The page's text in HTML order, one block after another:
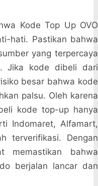
Kode Top Up OVO
hati. Pastikan bahwa
yang terpercaya
Jika kode dibeli dari
besar bahwa kode
palsu. Oleh karena
kode top-up hanya
Indomaret, Alfamart,
terverifikasi. Dengan
memastikan bahwa
berjalan lancar dan